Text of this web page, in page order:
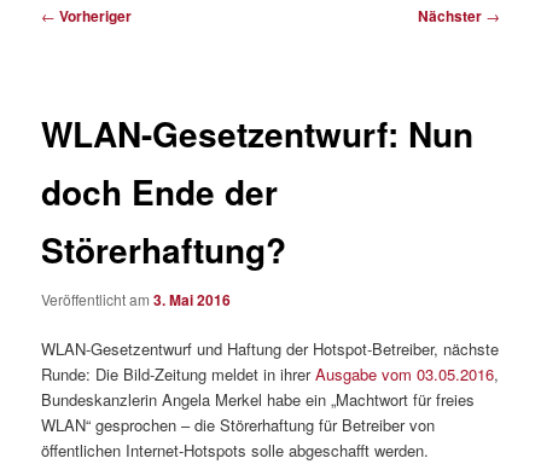
Beitragsnavigation
← Vorheriger Nächster →
WLAN-Gesetzentwurf: Nun
doch Ende der
Störerhaftung?
Veröffentlicht am3. Mai 2016
WLAN-Gesetzentwurf und Haftung der Hotspot-Betreiber, nächste
Runde: Die Bild-Zeitung meldet in ihrerAusgabe vom 03.05.2016,
Bundeskanzlerin Angela Merkel habe ein „Machtwort für freies
WLAN“ gesprochen – die Störerhaftung für Betreiber von
öffentlichen Internet-Hotspots solle abgeschafft werden.